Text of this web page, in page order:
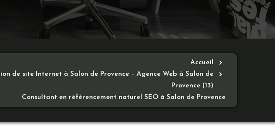
Accueil
de site Internet à Salon de Provence – Agence Web à Salon de
Provence (13)
Consultant en référencement naturel SEO à Salon de Provence